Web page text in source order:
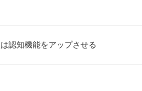
認知機能をアップさせる